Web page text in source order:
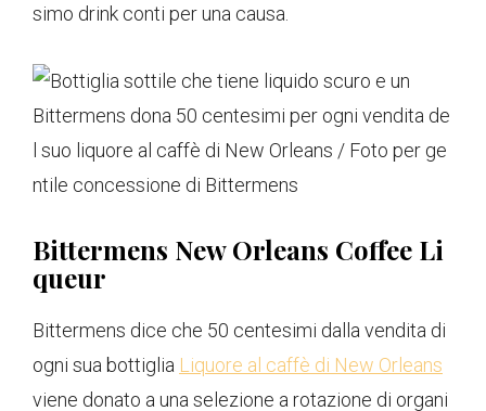
simo drink conti per una causa.
Bittermens dona 50 centesimi per ogni vendita de
l suo liquore al caffè di New Orleans / Foto per ge
ntile concessione di Bittermens
Bittermens New Orleans Coffee Li
queur
Bittermens dice che 50 centesimi dalla vendita di
ogni sua bottiglia Liquore al caffè di New Orleans
viene donato a una selezione a rotazione di organi